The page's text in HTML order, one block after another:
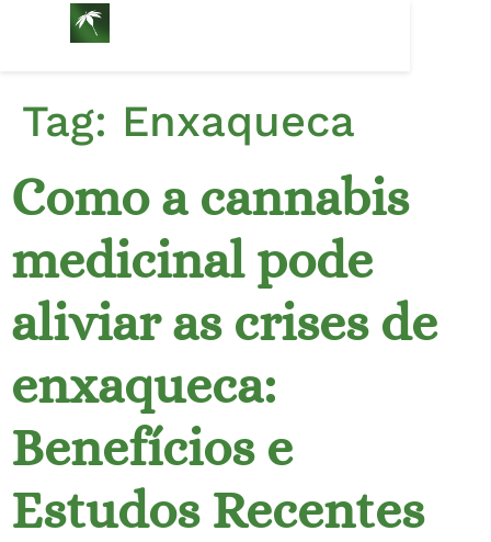
Tag: Enxaqueca
Como a cannabis
medicinal pode
aliviar as crises de
enxaqueca:
Benefícios e
Estudos Recentes